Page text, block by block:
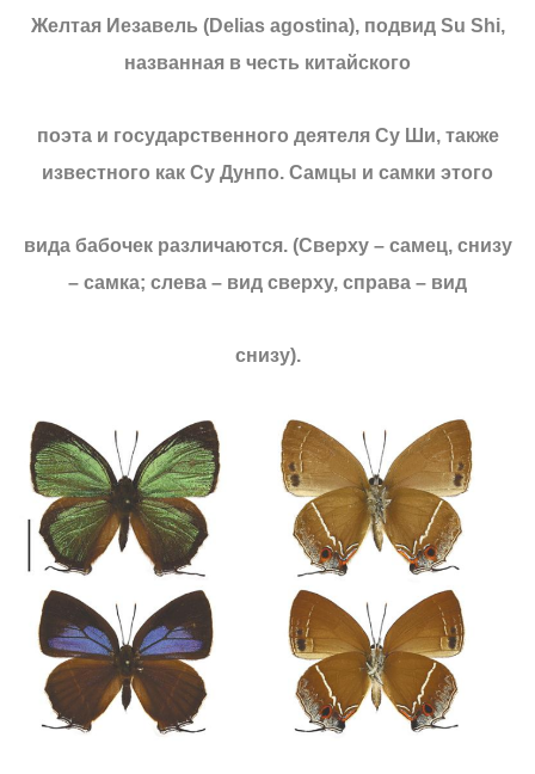
Желтая Иезавель (Delias agostina), подвид Su Shi,
названная в честь китайского
поэта и государственного деятеля Су Ши, также
известного как Су Дунпо. Самцы и самки этого
вида бабочек различаются. (Сверху – самец, снизу
– самка; слева – вид сверху, справа – вид
снизу).